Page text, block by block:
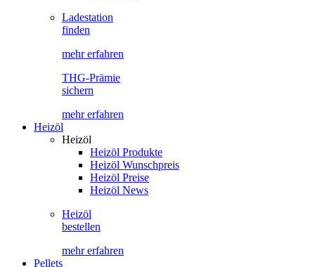
Ladestation
finden
mehr erfahren
THG-Prämie
sichern
mehr erfahren
Heizöl
Heizöl
Heizöl Produkte
Heizöl Wunschpreis
Heizöl Preise
Heizöl News
Heizöl
bestellen
mehr erfahren
Pellets